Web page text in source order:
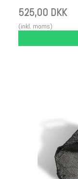
525,00 DKK
(inkl. moms)